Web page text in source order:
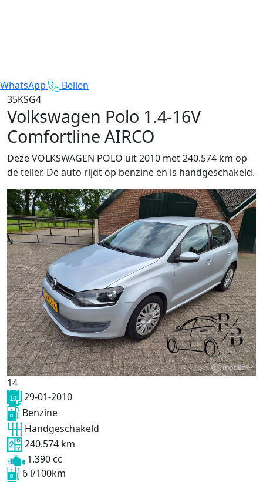
WhatsApp
Bellen
35KSG4
Volkswagen Polo 1.4-16V
Comfortline AIRCO
Deze VOLKSWAGEN POLO uit 2010 met 240.574 km op
de teller. De auto rijdt op benzine en is handgeschakeld.
14
29-01-2010
Benzine
Handgeschakeld
240.574 km
1.390 cc
6 l/100km